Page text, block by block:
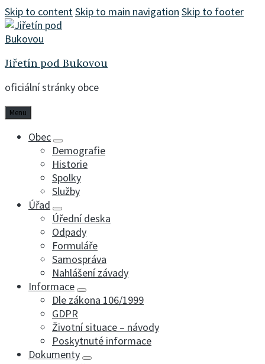
Skip to contentSkip to main navigation Skip to footer
Jiřetín pod Bukovou
oficiální stránky obce
Menu
Obec
Demografie
Historie
Spolky
Služby
Úřad
Úřední deska
Odpady
Formuláře
Samospráva
Nahlášení závady
Informace
Dle zákona 106/1999
GDPR
Životní situace – návody
Poskytnuté informace
Dokumenty